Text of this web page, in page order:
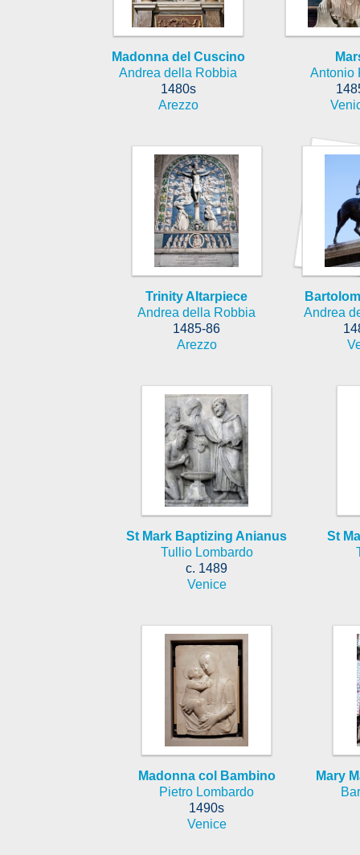
Madonna del Cuscino
Andrea della Robbia
1480s
Arezzo
Antonio
Trinity Altarpiece
Andrea della Robbia
1485-86
Arezzo
Andrea
St Mark Baptizing Anianus
Tullio Lombardo
c. 1489
Venice
St
Madonna col Bambino
Pietro Lombardo
1490s
Venice
Mary